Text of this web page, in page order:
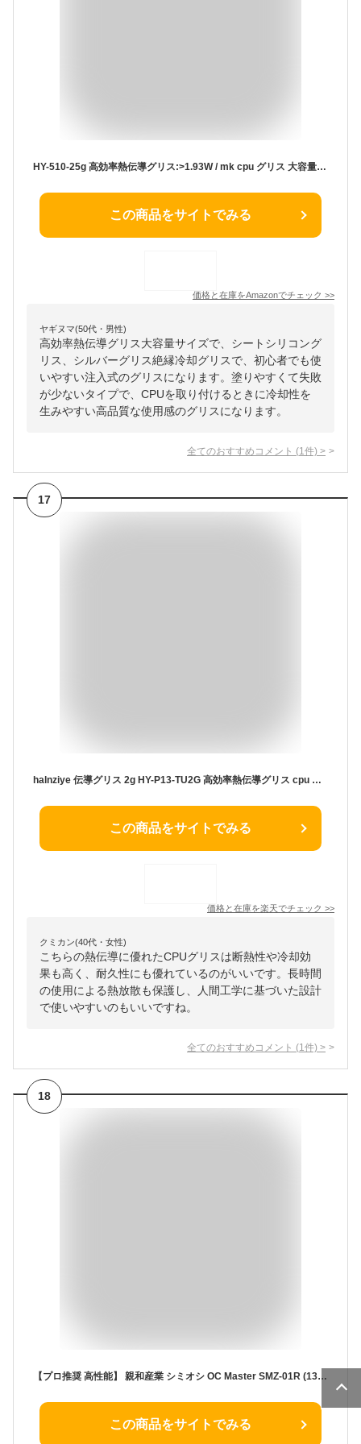
HY-510-25g 高効率熱伝導グリス:>1.93W / mk cpu グリス 大容量 グリス シートシリコングリス シルバーグリス 絶縁 冷却グリス 硅脂 pc gpu ps4 ps3
この商品をサイトでみる
価格と在庫をAmazonでチェック >>
ヤギヌマ(50代・男性)
高効率熱伝導グリス大容量サイズで、シートシリコング
リス、シルバーグリス絶縁冷却グリスで、初心者でも使
いやすい注入式のグリスになります。塗りやすくて失敗
が少ないタイプで、CPUを取り付けるときに冷却性を
生みやすい高品質な使用感のグリスになります。
全てのおすすめコメント (1 件) >
17
halnziye 伝導グリス 2g HY-P13-TU2G 高効率熱伝導グリス cpu グリス シリコーン シルバーグリス 絶縁 冷却グリス 耐久性 CPUファン冷却 pc gpu ps4 ps3
この商品をサイトでみる
価格と在庫を楽天でチェック >>
クミカン(40代・女性)
こちらの熱伝導に優れたCPUグリスは断熱性や冷却効
果も高く、耐久性にも優れているのがいいです。長時間
の使用による熱放散も保護し、人間工学に基づいた設計
で使いやすいのもいいですね。
全てのおすすめコメント (1 件) >
18
【プロ推奨 高性能】 親和産業 シミオシ OC Master SMZ-01R (13.2W/m・K) 【 正規品】
この商品をサイトでみる